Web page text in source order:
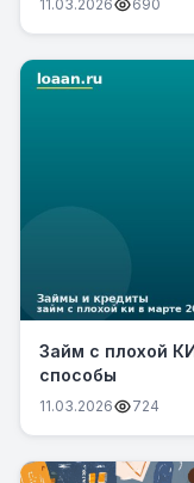
11.03.2026 690
Займ с плохой
способы
11.03.2026 724